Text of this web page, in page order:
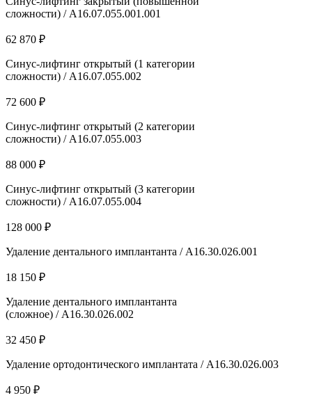
сложности) / А16.07.055.001.001
62 870 ₽
Синус-лифтинг открытый (1 категории
сложности) / А16.07.055.002
72 600 ₽
Синус-лифтинг открытый (2 категории
сложности) / А16.07.055.003
88 000 ₽
Синус-лифтинг открытый (3 категории
сложности) / А16.07.055.004
128 000 ₽
Удаление дентального имплантанта / A16.30.026.001
18 150 ₽
Удаление дентального имплантанта
(сложное) / A16.30.026.002
32 450 ₽
Удаление ортодонтического имплантата / A16.30.026.003
4 950 ₽